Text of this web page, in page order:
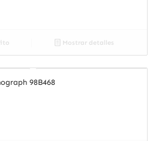
Mostrar detalles
98B468